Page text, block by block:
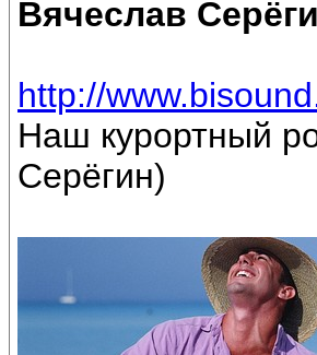
Вячеслав
http://
Наш курортный
Серёгин)